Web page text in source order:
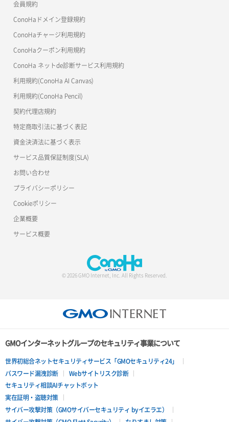
美雲このは徹底ガイド
会員規約
ConoHaドメイン登録規約
ConoHaチャージ利用規約
ConoHaクーポン利用規約
ConoHa ネットde診断サービス利用規約
利用規約(ConoHa AI Canvas)
利用規約(ConoHa Pencil)
契約代理店規約
特定商取引法に基づく表記
資金決済法に基づく表示
サービス品質保証制度(SLA)
お問い合わせ
プライバシーポリシー
Cookieポリシー
企業概要
サービス概要
© 2026 GMO Internet, Inc. All Rights Reserved.
GMOインターネットグループのセキュリティ事業について
世界初総合ネットセキュリティサービス「GMOセキュリティ24」
パスワード漏洩診断
Webサイトリスク診断
セキュリティ相談AIチャットボット
実在証明・盗聴対策
サイバー攻撃対策（GMOサイバーセキュリティ byイエラエ）